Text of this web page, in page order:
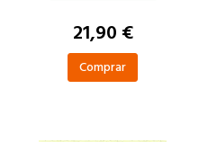
21,90 €
Comprar